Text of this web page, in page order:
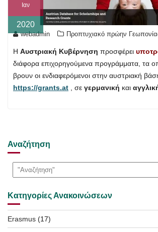
Ιαν
2020
webadmin Προπτυχιακό πρώην
Η Αυστριακή Κυβέρνηση προσφέρει
διάφορα επιχορηγούμενα προγράμματα, τα
βρουν οι ενδιαφερόμενοι στην αυστριακή
https://grants.at , σε γερμανική και
Αναζήτηση
Κατηγορίες Ανακοινώσεων
Erasmus (17)